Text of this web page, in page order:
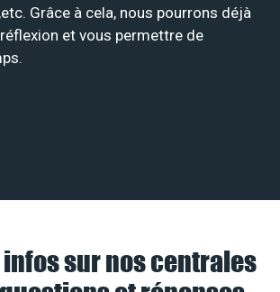
Grâce à cela, nous pourrons déjà
et vous permettre de
sur nos centrales